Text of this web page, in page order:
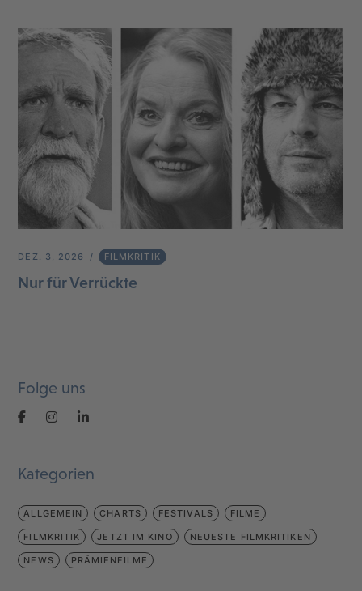
DEZ. 3, 2026 FILMKRITIK
Nur für Verrückte
Folge uns
Kategorien
ALLGEMEIN CHARTS FESTIVALS FILME
FILMKRITIK JETZT IM KINO NEUESTE FILMKRITIKEN
NEWS PRÄMIENFILME